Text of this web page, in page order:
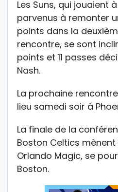
Les Suns, qui jouaient
parvenus à remonter
points dans la
rencontre, se sont
points et 11 passes
Nash.
La prochaine
lieu samedi soir à
La finale de la
Boston Celtics
Orlando Magic, se
Boston.